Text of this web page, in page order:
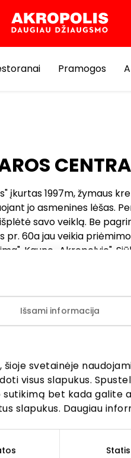
Išsami informacija
svetainėje
visus slapukus.
sutikimą bet kada
slapukus. Daugiau
Pramogos
įkurtas 1997m, žymaus
jo asmenines lėšas.
savo veiklą. Be
60a jau veikia
Kauno „Akropolyje".
aukštos kokybės